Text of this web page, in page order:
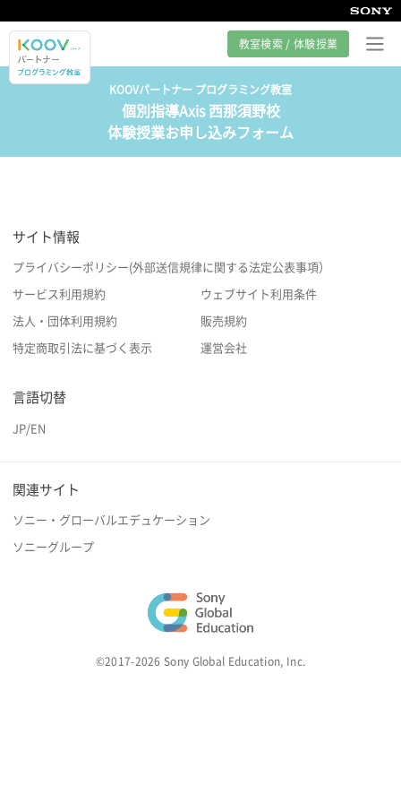
教室検索 / 体験授業
プログラミング教室とは
カリキュラム紹介
サポート
KOOVパートナー プログラミング教室
個別指導Axis 西那須野校
体験授業お申し込みフォーム
サイト情報
プライバシーポリシー(外部送信規律に関する法定公表事項）
サービス利用規約 ウェブサイト利用条件
法人・団体利用規約 販売規約
特定商取引法に基づく表示 運営会社
言語切替
JP/EN
関連サイト
ソニー・グローバルエデュケーション
ソニーグループ
©2017-2026 Sony Global Education, Inc.